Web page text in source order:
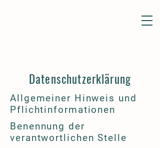
Datenschutzerklärung
Allgemeiner Hinweis und
Pflichtinformationen
Benennung der
verantwortlichen Stelle